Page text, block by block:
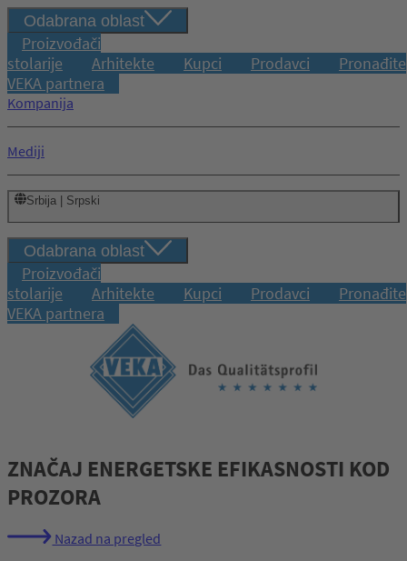
Odabrana oblast
Proizvođači
stolarije
Arhitekte Kupci Prodavci
Pronađite
VEKA partnera
Kompanija
Mediji
Srbija | Srpski
Odabrana oblast
Proizvođači
stolarije
Arhitekte Kupci Prodavci
Pronađite
VEKA partnera
ZNAČAJ ENERGETSKE EFIKASNOSTI KOD
PROZORA
Nazad na pregled